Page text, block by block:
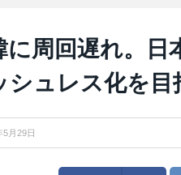
に周回遅れ。日
シュレス化を目
5月29日